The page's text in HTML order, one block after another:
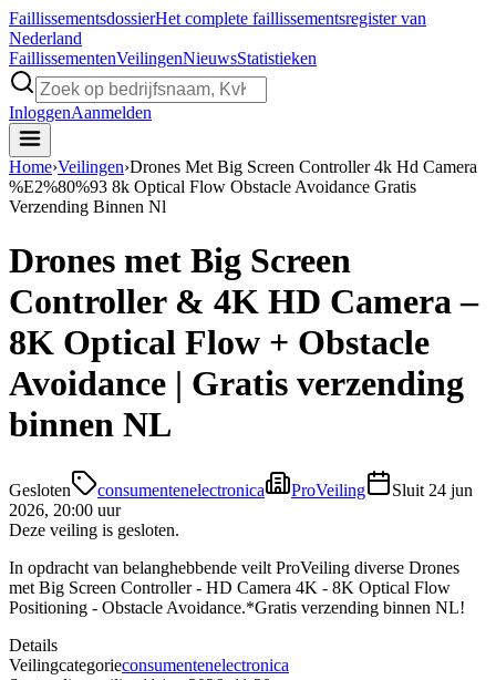
FaillissementsdossierHet complete faillissementsregister van
Nederland
FaillissementenVeilingenNieuwsStatistieken
InloggenAanmelden
Home›Veilingen›Drones Met Big Screen Controller 4k Hd Camera
%E2%80%93 8k Optical Flow Obstacle Avoidance Gratis
Verzending Binnen Nl
Drones met Big Screen
Controller & 4K HD Camera –
8K Optical Flow + Obstacle
Avoidance | Gratis verzending
binnen NL
Gesloten consumentenelectronica ProVeiling Sluit 24 jun
2026, 20:00 uur
Deze veiling is gesloten.
In opdracht van belanghebbende veilt ProVeiling diverse Drones
met Big Screen Controller - HD Camera 4K - 8K Optical Flow
Positioning - Obstacle Avoidance.*Gratis verzending binnen NL!
Details
Veilingcategorieconsumentenelectronica